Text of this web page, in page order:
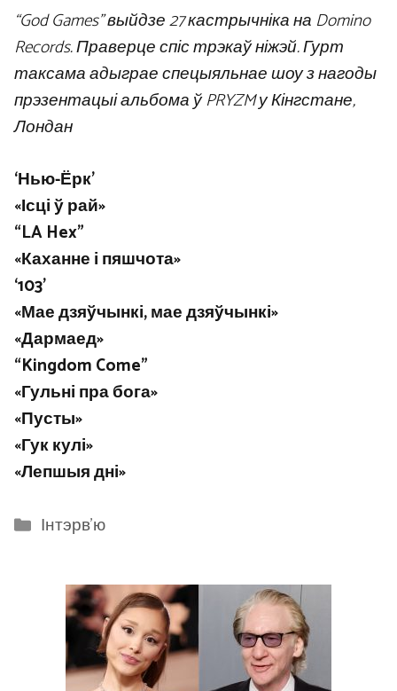
“God Games” выйдзе 27 кастрычніка на Domino
Records. Праверце спіс трэкаў ніжэй. Гурт
таксама адыграе спецыяльнае шоу з нагоды
прэзентацыі альбома ў PRYZM у Кінгстане,
Лондан
‘Нью-Ёрк’
«Ісці ў рай»
“LA Hex”
«Каханне і пяшчота»
‘103’
«Мае дзяўчынкі, мае дзяўчынкі»
«Дармаед»
“Kingdom Come”
«Гульні пра бога»
«Пусты»
«Гук кулі»
«Лепшыя дні»
Categories
Інтэрв'ю